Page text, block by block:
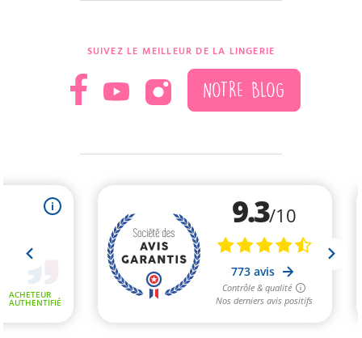
SUIVEZ LE MEILLEUR DE LA LINGERIE
NOTRE BLOG